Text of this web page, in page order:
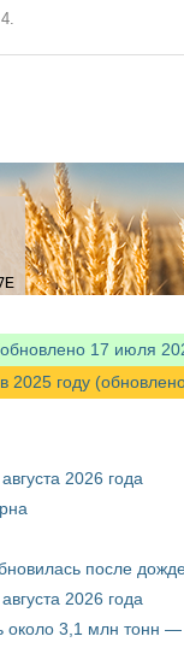
17 июля
году (обновлено
2026 года
после
2026 года
около 3,1 млн тонн —